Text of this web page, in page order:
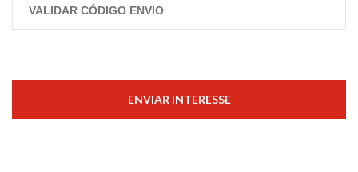
ENVIAR INTERESSE